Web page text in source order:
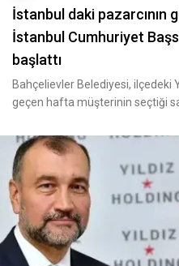
İstanbul daki
İstanbul Cumhuriyet
başlattı
Bahçelievler Belediyesi, ilçedeki
geçen hafta müşterinin seçtiği